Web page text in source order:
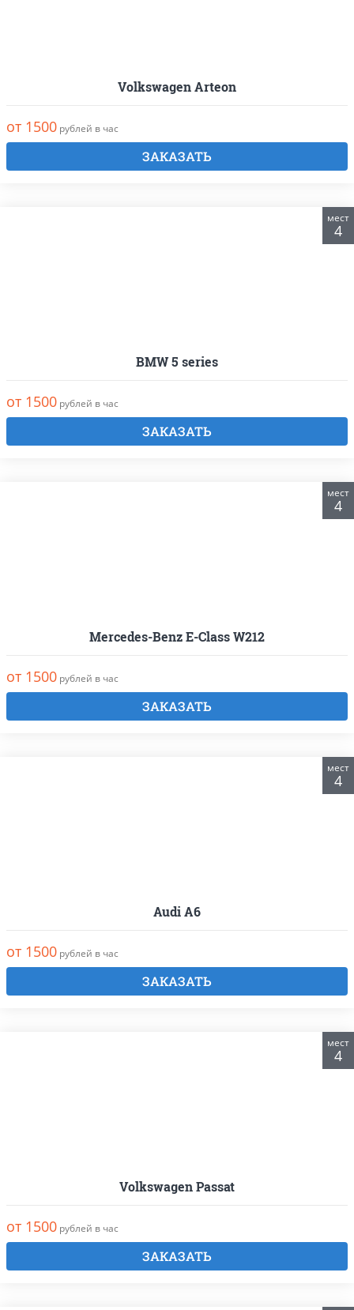
Volkswagen Arteon
от 1500 рублей в час
ЗАКАЗАТЬ
мест
4
BMW 5 series
от 1500 рублей в час
ЗАКАЗАТЬ
мест
4
Mercedes-Benz E-Class W212
от 1500 рублей в час
ЗАКАЗАТЬ
мест
4
Audi A6
от 1500 рублей в час
ЗАКАЗАТЬ
мест
4
Volkswagen Passat
от 1500 рублей в час
ЗАКАЗАТЬ